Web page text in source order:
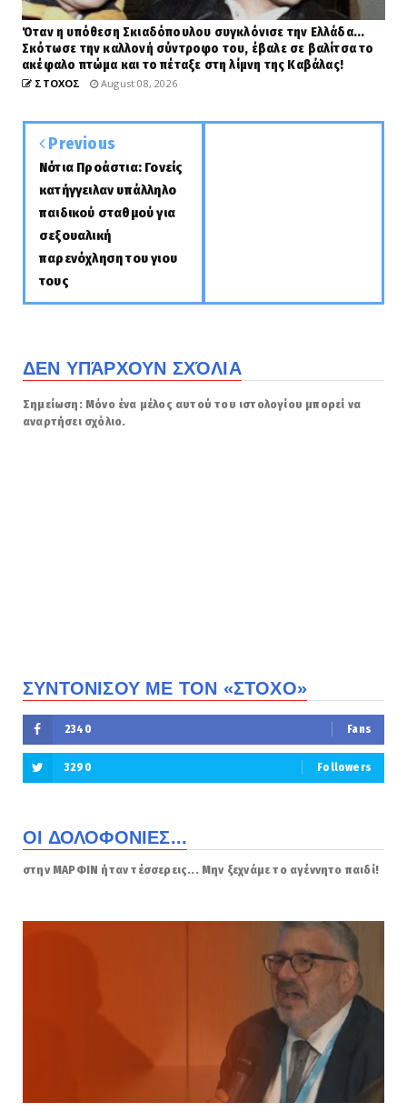
Όταν η υπόθεση Σκιαδόπουλου συγκλόνισε την Ελλάδα...
Σκότωσε την καλλονή σύντροφο του, έβαλε σε βαλίτσα το
ακέφαλο πτώμα και το πέταξε στη λίμνη της Καβάλας!
ΣΤΟΧΟΣ August 08, 2026
Previous
Νότια Προάστια: Γονείς
κατήγγειλαν υπάλληλο
παιδικού σταθμού για
σεξουαλική
παρενόχληση του γιου
τους
ΔΕΝ ΥΠΆΡΧΟΥΝ ΣΧΌΛΙΑ
Σημείωση: Μόνο ένα μέλος αυτού του ιστολογίου μπορεί να
αναρτήσει σχόλιο.
ΣΥΝΤΟΝΙΣΟΥ ΜΕ ΤΟΝ «ΣΤΟΧΟ»
2340 Fans
3290 Followers
ΟΙ ΔΟΛΟΦΟΝΙΕΣ...
στην ΜΑΡΦΙΝ ήταν τέσσερεις... Μην ξεχνάμε το αγέννητο παιδί!